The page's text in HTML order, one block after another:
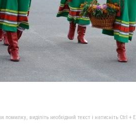
помилку, виділіть необхідний текст і натисніть Ctrl +